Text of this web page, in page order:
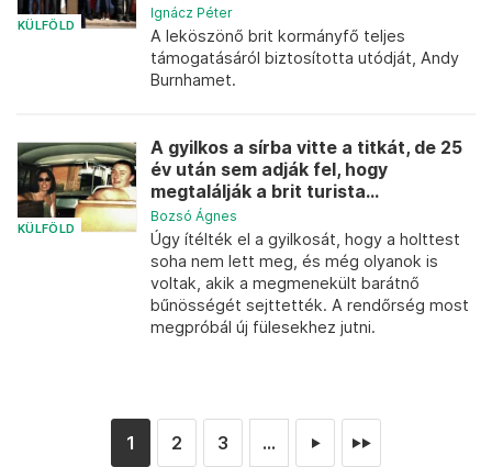
KÜLFÖLD
Ignácz Péter
A leköszönő brit kormányfő teljes
támogatásáról biztosította utódját, Andy
Burnhamet.
KÜLFÖLD
A gyilkos a sírba vitte a titkát, de 25
év után sem adják fel, hogy
megtalálják a brit turista...
Bozsó Ágnes
Úgy ítélték el a gyilkosát, hogy a holttest
soha nem lett meg, és még olyanok is
voltak, akik a megmenekült barátnő
bűnösségét sejttették. A rendőrség most
megpróbál új fülesekhez jutni.
1 2 3 ... ► ►►